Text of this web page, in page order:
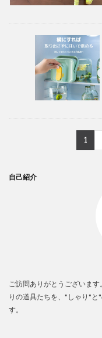
1
自己紹介
ご訪問ありがとうございま
りの道具たちを、"しゃり"
す。